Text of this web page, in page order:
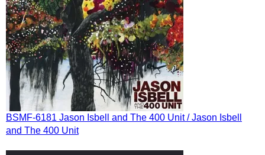
BSMF-6181 Jason Isbell and The 400 Unit / Jason Isbell
and The 400 Unit